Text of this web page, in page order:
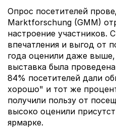
Опрос посетителей
Marktforschung (GMM)
настроение участников.
впечатления и выгод от
года оценили даже
выставка была
84% посетителей дали
хорошо" и тот же
получили пользу от
высоко оценили
ярмарке.